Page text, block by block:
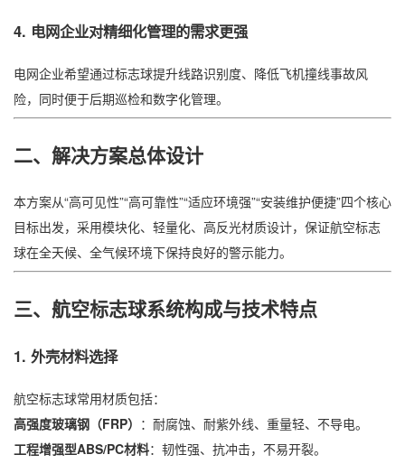
4. 电网企业对精细化管理的需求更强
电网企业希望通过标志球提升线路识别度、降低飞机撞线事故风
险，同时便于后期巡检和数字化管理。
二、解决方案总体设计
本方案从“高可见性”“高可靠性”“适应环境强”“安装维护便捷”四个核心
目标出发，采用模块化、轻量化、高反光材质设计，保证航空标志
球在全天候、全气候环境下保持良好的警示能力。
三、航空标志球系统构成与技术特点
1. 外壳材料选择
航空标志球常用材质包括：
高强度玻璃钢（FRP） ：耐腐蚀、耐紫外线、重量轻、不导电。
工程增强型ABS/PC材料：韧性强、抗冲击，不易开裂。